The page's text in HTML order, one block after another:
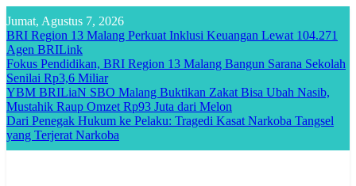
to
content
Jumat, Agustus 7, 2026
BRI Region 13 Malang Perkuat Inklusi Keuangan Lewat 104.271
Agen BRILink
Fokus Pendidikan, BRI Region 13 Malang Bangun Sarana Sekolah
Senilai Rp3,6 Miliar
YBM BRILiaN SBO Malang Buktikan Zakat Bisa Ubah Nasib,
Mustahik Raup Omzet Rp93 Juta dari Melon
Dari Penegak Hukum ke Pelaku: Tragedi Kasat Narkoba Tangsel
yang Terjerat Narkoba